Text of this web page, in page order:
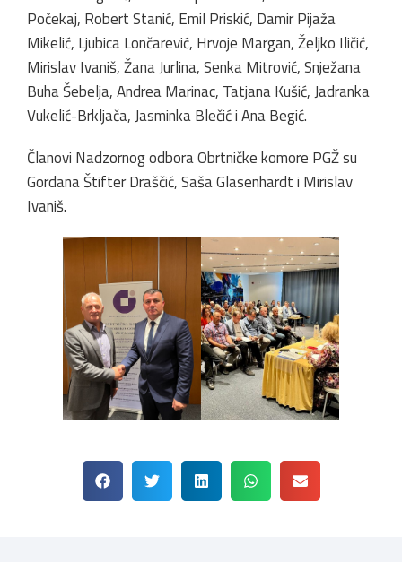
Počekaj, Robert Stanić, Emil Priskić, Damir Pijaža
Mikelić, Ljubica Lončarević, Hrvoje Margan, Željko Iličić,
Mirislav Ivaniš, Žana Jurlina, Senka Mitrović, Snježana
Buha Šebelja, Andrea Marinac, Tatjana Kušić, Jadranka
Vukelić-Brkljača, Jasminka Blečić i Ana Begić.
Članovi Nadzornog odbora Obrtničke komore PGŽ su
Gordana Štifter Draščić, Saša Glasenhardt i Mirislav
Ivaniš.